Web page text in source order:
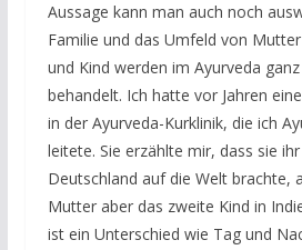
Aussage kann man auch noch
Familie und das Umfeld von
und Kind werden im Ayurveda
behandelt. Ich hatte vor Jahren
in der Ayurveda-Kurklinik, die ich
leitete. Sie erzählte mir, dass sie
Deutschland auf die Welt brachte,
Mutter aber das zweite Kind in
ist ein Unterschied wie Tag und